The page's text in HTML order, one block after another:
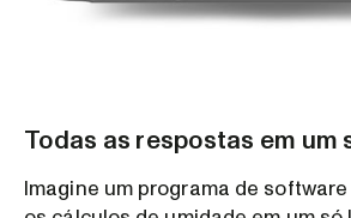
Todas as respostas em um
Imagine um programa de